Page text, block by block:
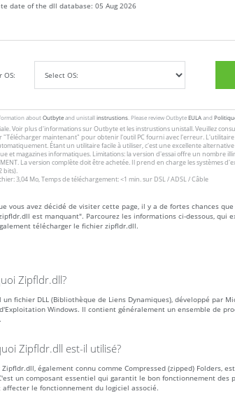
date of the dll database: 05 Aug 2026
OS:
about Outbyteand unistallinstrustions . Please review OutbyteEULAand
Voir plus d'informations surOutbyteet lesinstrustions unistall. Veuillez
"Télécharger maintenant" pour obtenir l'outil PC fourni avec l'erreur.
Étant un utilitaire facile à utiliser, c'est une excellente
et magazines informatiques. Limitations: la version d'essai offre un nombre
La version complète doit être achetée. Il prend en charge les systèmes
bits).
3,04 Mo, Temps de téléchargement: <1 min. sur DSL / ADSL / Câble
vous avez décidé de visiter cette page, il y a de fortes chances
est manquant". Parcourez les informations ci-dessous, qui
télécharger le fichier zipfldr.dll.
Zipfldr.dll?
un fichier DLL (Bibliothèque de Liens Dynamiques), développé par
Windows. Il contient généralement un ensemble de
Zipfldr.dll est-il utilisé?
Zipfldr.dll, également connu comme Compressed (zipped) Folders,
un composant essentiel qui garantit le bon fonctionnement
affecter le fonctionnement du logiciel associé.